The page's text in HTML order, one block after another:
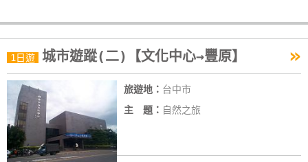
1日遊 城市遊蹤(二)【文化中心→豐原】 »
旅遊地： 台中市
主 題： 自然之旅